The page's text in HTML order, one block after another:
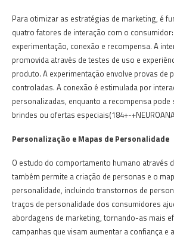
Para otimizar as estratégias de marketing, é
quatro fatores de interação com o
experimentação, conexão e recompensa. A
promovida através de testes de uso e
produto. A experimentação envolve provas de
controladas. A conexão é estimulada por
personalizadas, enquanto a recompensa pode
brindes ou ofertas especiais​(184+-
Personalização e Mapas de Personalidade
O estudo do comportamento humano através
também permite a criação de personas e o
personalidade, incluindo transtornos de
traços de personalidade dos consumidores
abordagens de marketing, tornando-as mais
campanhas que visam aumentar a confiança e